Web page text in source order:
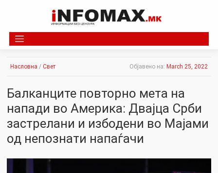
Насловна / Свет Објавено на: March 25, 2022
Балканците повторно мета на
напади во Америка: Двајца Срби
застрелани и избодени во Мајами
од непознати напаѓачи